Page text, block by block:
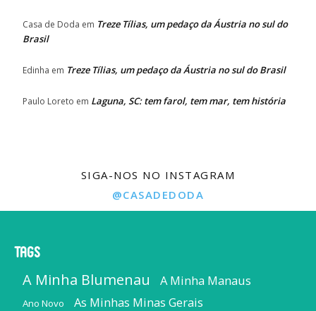
Casa de Doda em Treze Tílias, um pedaço da Áustria no sul do
Brasil
Edinha em Treze Tílias, um pedaço da Áustria no sul do Brasil
Paulo Loreto em Laguna, SC: tem farol, tem mar, tem história
SIGA-NOS NO INSTAGRAM
@CASADEDODA
Tags
A Minha Blumenau A Minha Manaus
Ano Novo As Minhas Minas Gerais